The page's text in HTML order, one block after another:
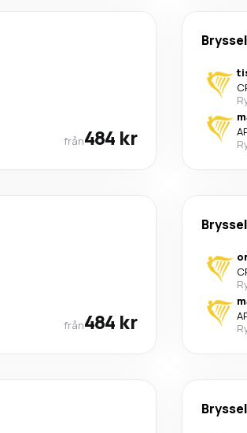
från484 kr
Bryssel
från484 kr
Bryssel
Bryssel